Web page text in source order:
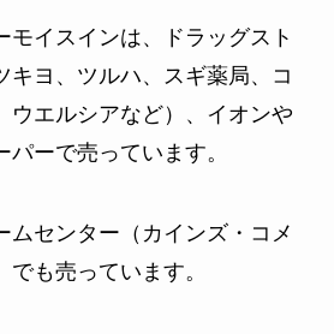
モイスインは、ドラッグスト
キヨ、ツルハ、スギ薬局、コ
ウエルシアなど）、イオンや
ーで売っています。
ムセンター（カインズ・コメ
でも売っています。